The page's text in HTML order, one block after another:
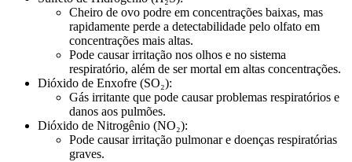
Cheiro de ovo podre em concentrações baixas, mas
rapidamente perde a detectabilidade pelo olfato em
concentrações mais altas.
Pode causar irritação nos olhos e no sistema
respiratório, além de ser mortal em altas concentrações.
Dióxido de Enxofre (SO₂):
Gás irritante que pode causar problemas respiratórios e
danos aos pulmões.
Dióxido de Nitrogênio (NO₂):
Pode causar irritação pulmonar e doenças respiratórias
graves.